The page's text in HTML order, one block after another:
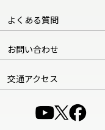
よくある質問
お問い合わせ
交通アクセス
（別ウイン
（別ウ
（